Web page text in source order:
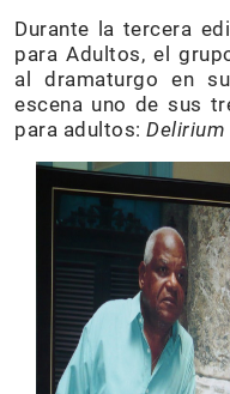
Durante la tercera
para Adultos, el
al dramaturgo en
escena uno de sus
para adultos: Delirium